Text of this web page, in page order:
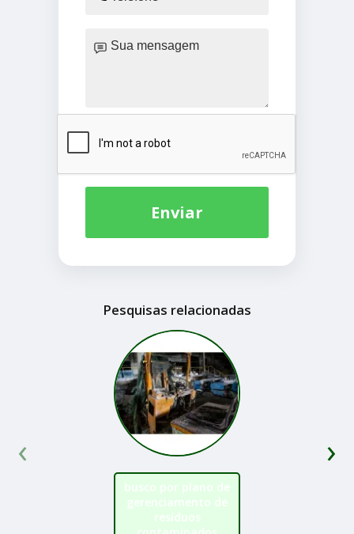
Enviar
Pesquisas relacionadas
busco por plano de
gerenciamento de
resíduos
‹ ›